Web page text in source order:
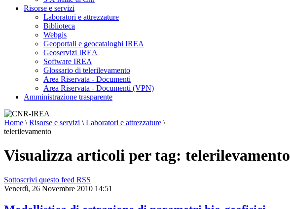
Risorse e servizi
Laboratori e attrezzature
Biblioteca
Webgis
Geoportali e geocataloghi IREA
Geoservizi IREA
Software IREA
Glossario di telerilevamento
Area Riservata - Documenti
Area Riservata - Documenti (VPN)
Amministrazione trasparente
Home \ Risorse e servizi \ Laboratori e attrezzature \
telerilevamento
Visualizza articoli per tag: telerilevamento
Sottoscrivi questo feed RSS
Venerdì, 26 Novembre 2010 14:51